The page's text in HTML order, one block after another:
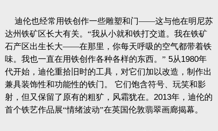
迪伦也经常用铁创作一些雕塑和门——这与他在明尼苏
达州铁矿区长大有关。“我从小就和铁打交道。我在铁矿
石产区出生长大——在那里，你每天呼吸的空气都带着铁
味。我也一直在用铁创作各种各样的东西。” 5从1980年
代开始，迪伦重拾旧时的工具，对它们加以改造，制作出
兼具装饰性和功能性的铁门。
它们饱含符号、玩笑和影
射，但又保留了原有的粗犷，风霜犹在。 2013年，迪伦的
首个铁艺作品展“情绪波动”在英国伦敦翡翠画廊揭幕。